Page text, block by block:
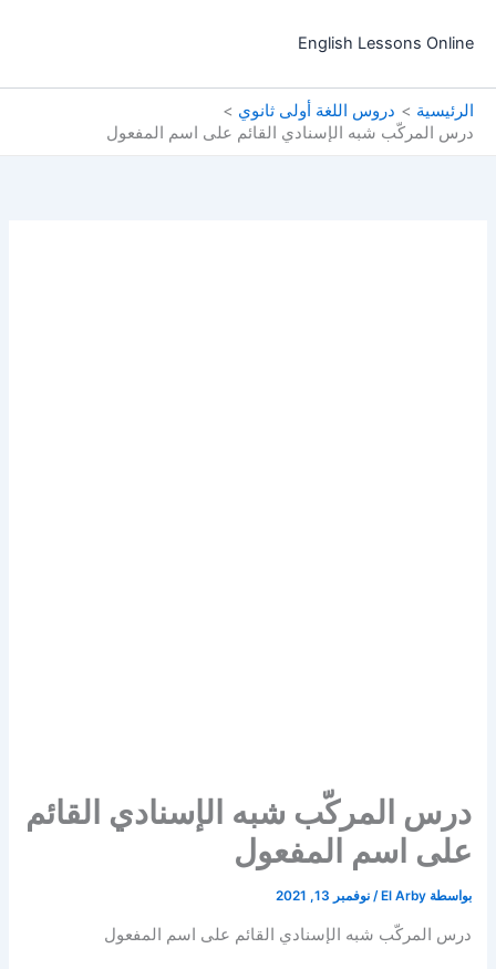
إلىEnglish Lessons Online
الرئيسية
دروس اللغة أولى ثانوي
درس المركّب شبه الإسنادي القائم على اسم المفعول
درس المركّب شبه الإسنادي القائم
على اسم المفعول
بواسطة El Arby
/نوفمبر 13, 2021
درس المركّب شبه الإسنادي القائم على اسم المفعول